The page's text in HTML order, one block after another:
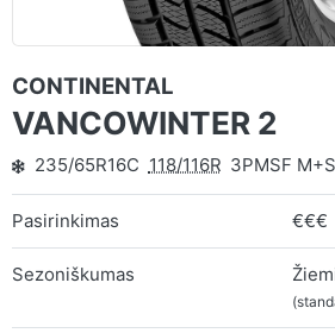
CONTINENTAL
VANCOWINTER 2
235/65R16C 118/116R 3PMSF M+S
Pasirinkimas €€€
Sezoniškumas